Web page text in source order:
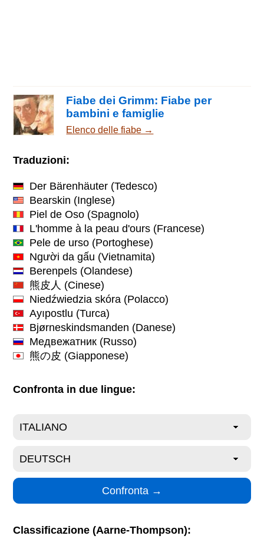
Fiabe dei Grimm: Fiabe per
bambini e famiglie
Elenco delle fiabe →
Traduzioni:
Der Bärenhäuter (Tedesco)
Bearskin (Inglese)
Piel de Oso (Spagnolo)
L'homme à la peau d'ours (Francese)
Pele de urso (Portoghese)
Người da gấu (Vietnamita)
Berenpels (Olandese)
熊皮人 (Cinese)
Niedźwiedzia skóra (Polacco)
Ayıpostlu (Turca)
Bjørneskindsmanden (Danese)
Медвежатник (Russo)
熊の皮 (Giapponese)
Confronta in due lingue:
Classificazione (Aarne-Thompson):